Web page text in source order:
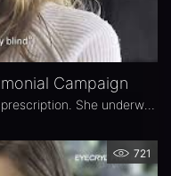
Campaign
721